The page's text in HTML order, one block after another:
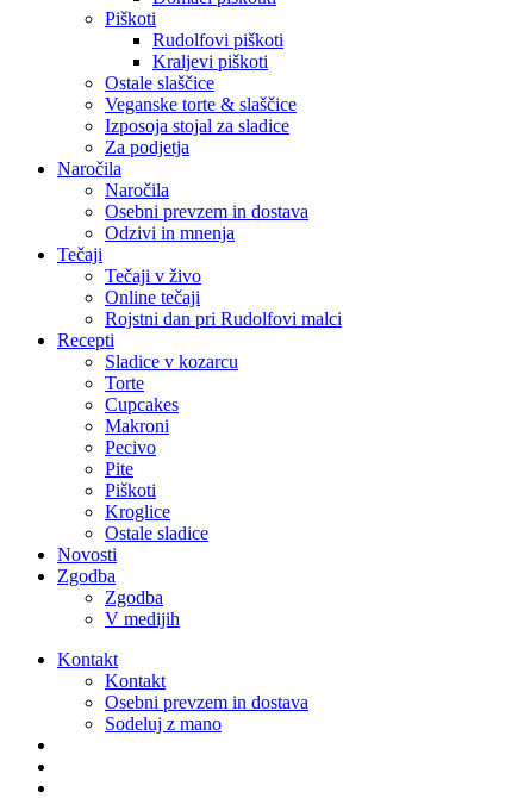
Piškoti
Rudolfovi piškoti
Kraljevi piškoti
Ostale slaščice
Veganske torte & slaščice
Izposoja stojal za sladice
Za podjetja
Naročila
Naročila
Osebni prevzem in dostava
Odzivi in mnenja
Tečaji
Tečaji v živo
Online tečaji
Rojstni dan pri Rudolfovi malci
Recepti
Sladice v kozarcu
Torte
Cupcakes
Makroni
Pecivo
Pite
Piškoti
Kroglice
Ostale sladice
Novosti
Zgodba
Zgodba
V medijih
Kontakt
Kontakt
Osebni prevzem in dostava
Sodeluj z mano